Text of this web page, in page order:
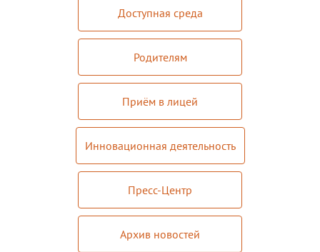
Доступная среда
Родителям
Приём в лицей
Инновационная деятельность
Пресс-Центр
Архив новостей